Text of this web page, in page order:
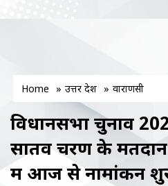
Home » उत्तर प्रदेश » वाराणसी
विधानसभा चुनाव
सातवें चरण के
में आज से नामांकन